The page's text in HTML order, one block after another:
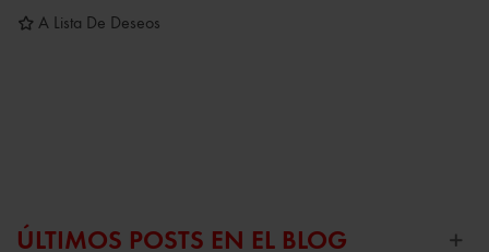
A Lista De Deseos
ÚLTIMOS POSTS EN EL BLOG